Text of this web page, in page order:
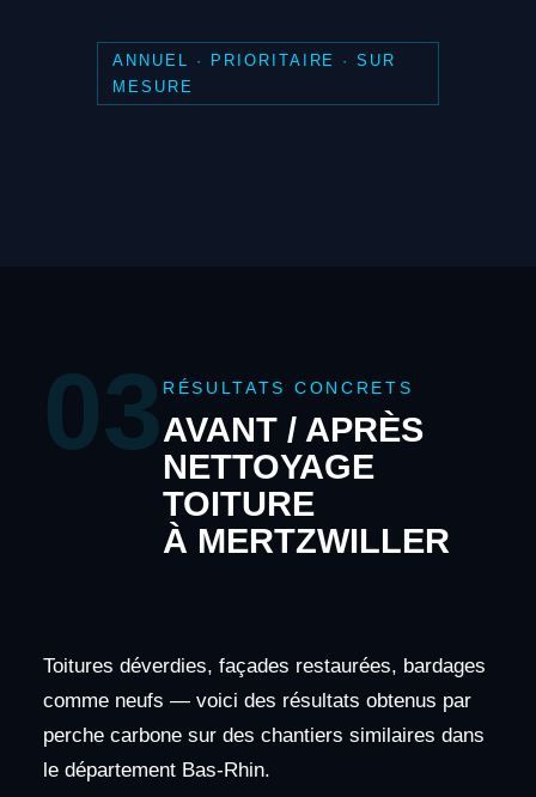
ANNUEL · PRIORITAIRE · SUR
MESURE
03 RÉSULTATS CONCRETS
AVANT / APRÈS
NETTOYAGE
TOITURE
À MERTZWILLER
Toitures déverdies, façades restaurées, bardages
comme neufs — voici des résultats obtenus par
perche carbone sur des chantiers similaires dans
le département Bas-Rhin.